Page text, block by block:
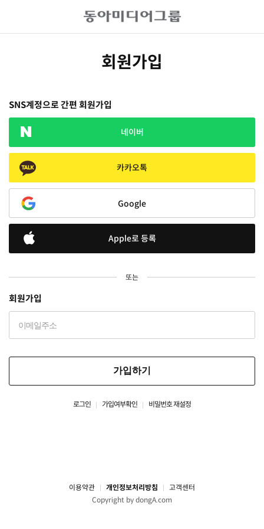
회원가입
SNS계정으로 간편 회원가입
네이버
카카오톡
Google
Apple로 등록
또는
회원가입
가입하기
로그인 가입여부확인 비밀번호 재설정
이용약관 개인정보처리방침
고객센터
Copyright by dongA.com